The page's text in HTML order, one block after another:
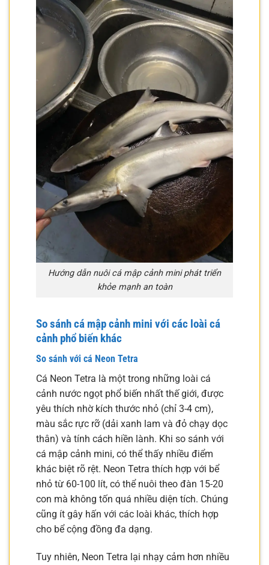
Hướng dẫn nuôi cá mập cảnh mini phát triển
khỏe mạnh an toàn
So sánh cá mập cảnh mini với các loài cá
cảnh phổ biến khác
So sánh với cá Neon Tetra
Cá Neon Tetra là một trong những loài cá
cảnh nước ngọt phổ biến nhất thế giới, được
yêu thích nhờ kích thước nhỏ (chỉ 3-4 cm),
màu sắc rực rỡ (dải xanh lam và đỏ chạy dọc
thân) và tính cách hiền lành. Khi so sánh với
cá mập cảnh mini, có thể thấy nhiều điểm
khác biệt rõ rệt. Neon Tetra thích hợp với bể
nhỏ từ 60-100 lít, có thể nuôi theo đàn 15-20
con mà không tốn quá nhiều diện tích. Chúng
cũng ít gây hấn với các loài khác, thích hợp
cho bể cộng đồng đa dạng.
Tuy nhiên, Neon Tetra lại nhạy cảm hơn nhiều